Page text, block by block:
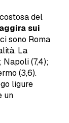
del
sui
sono Roma
La
(7,4);
(3,6).
ligure
un